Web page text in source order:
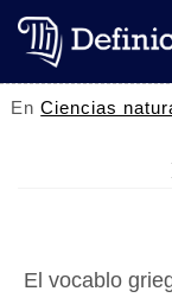
EnCiencias
El vocablo